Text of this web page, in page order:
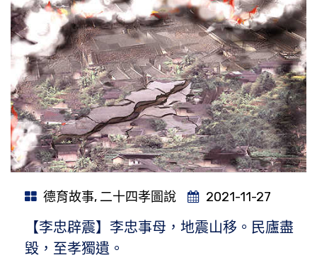
德育故事, 二十四孝圖說 2021-11-27
【李忠辟震】李忠事母，地震山移。民廬盡
毀，至孝獨遺。